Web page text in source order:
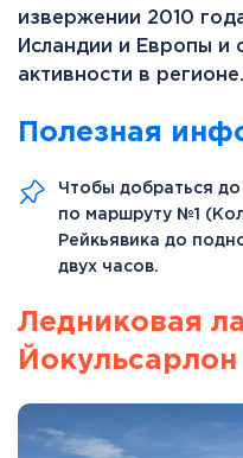
извержении 2010
Исландии и Европы и
активности в регионе.
Полезная
Чтобы добраться
по маршруту №1
Рейкьявика до
двух часов.
Ледниковая
Йокульсарлон